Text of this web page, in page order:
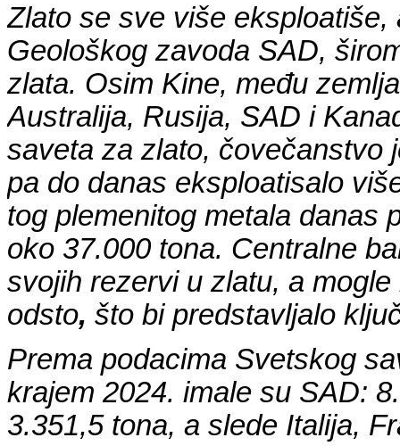
Zlato se sve više
Geološkog zavoda SAD,
zlata. Osim Kine, među
Australija, Rusija, SAD i
saveta za zlato, čovečanstvo
pa do danas eksploatisalo
tog plemenitog metala danas
oko 37.000 tona. Centralne
svojih rezervi u zlatu, a
odsto, što bi predstavljalo
Prema podacima Svetskog
krajem 2024. imale su SAD:
3.351,5 tona, a slede Italija,